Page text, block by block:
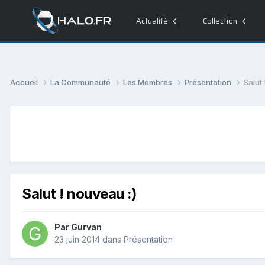
Actualité Collection
Accueil La Communauté Les Membres Présentation Salut
Salut ! nouveau :)
Par Gurvan
23 juin 2014 dans Présentation